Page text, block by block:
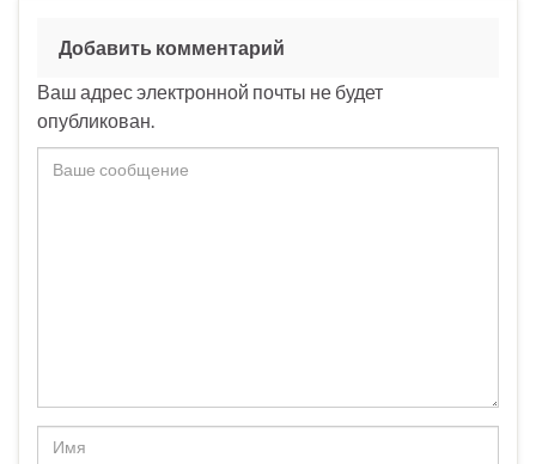
Добавить комментарий
Ваш адрес электронной почты не будет
опубликован.